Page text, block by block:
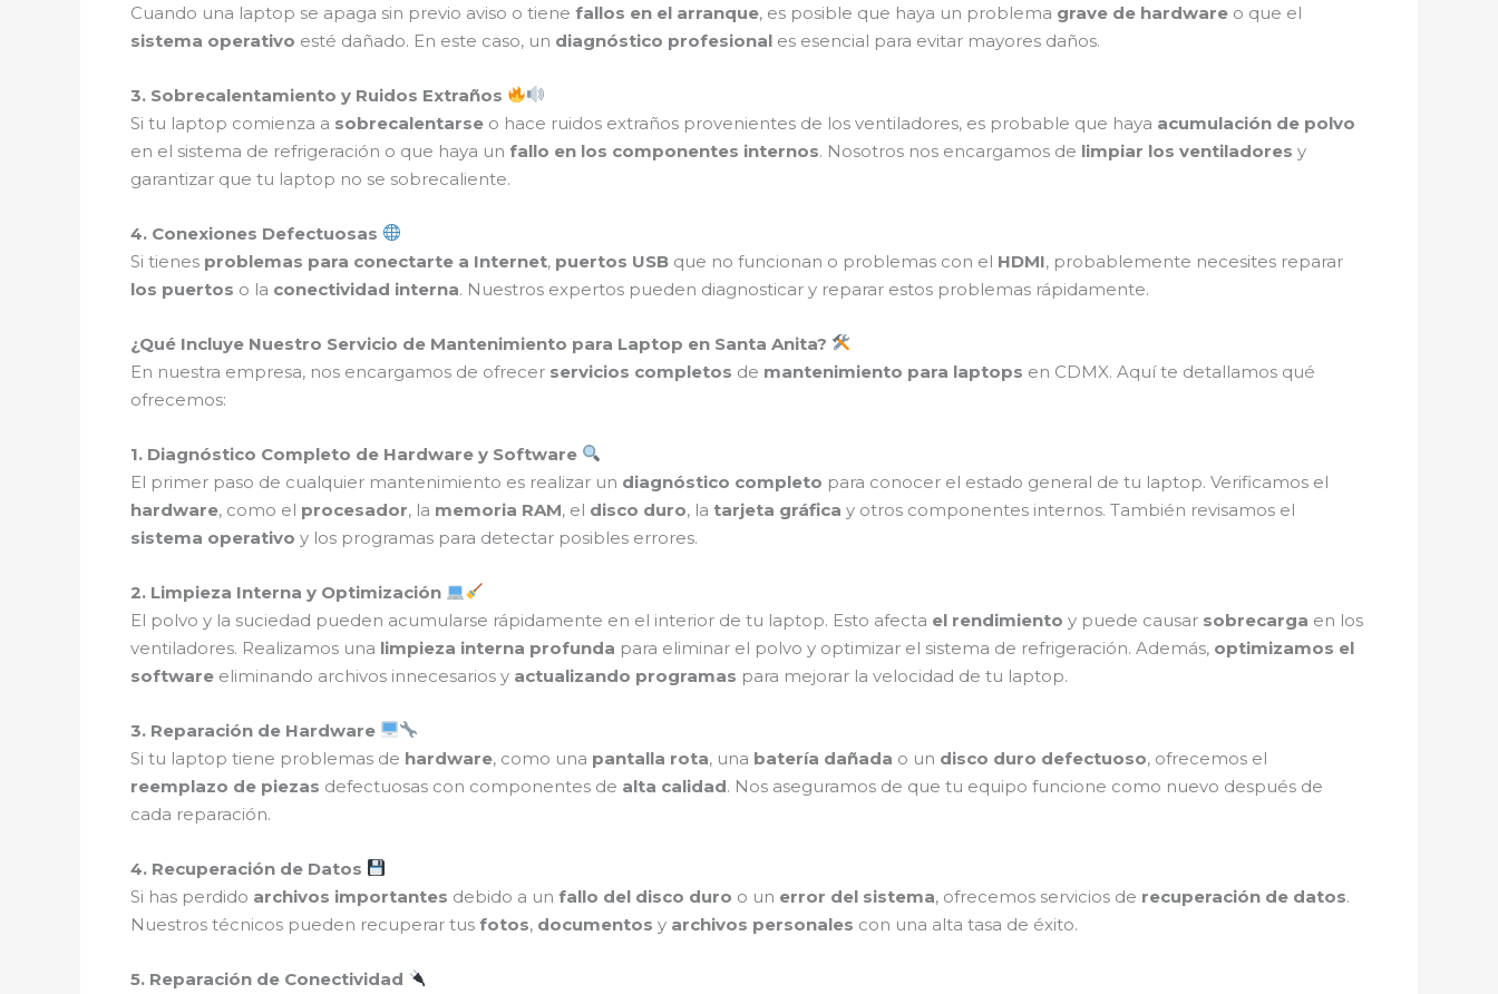
Cuando una laptop se apaga sin previo aviso o tiene fallos en el arranque, es posible que haya un problema grave de hardware o que el
sistema operativo esté dañado. En este caso, un diagnóstico profesional es esencial para evitar mayores daños.
3. Sobrecalentamiento y Ruidos Extraños
Si tu laptop comienza a sobrecalentarse o hace ruidos extraños provenientes de los ventiladores, es probable que haya acumulación de polvo
en el sistema de refrigeración o que haya un fallo en los componentes internos. Nosotros nos encargamos de limpiar los ventiladores y
garantizar que tu laptop no se sobrecaliente.
4. Conexiones Defectuosas
Si tienes problemas para conectarte a Internet, puertos USB que no funcionan o problemas con el HDMI, probablemente necesites reparar
los puertos o la conectividad interna. Nuestros expertos pueden diagnosticar y reparar estos problemas rápidamente.
¿Qué Incluye Nuestro Servicio de Mantenimiento para Laptop en Santa Anita?
En nuestra empresa, nos encargamos de ofrecer servicios completos de mantenimiento para laptops en CDMX. Aquí te detallamos qué
ofrecemos:
1. Diagnóstico Completo de Hardware y Software
El primer paso de cualquier mantenimiento es realizar un diagnóstico completo para conocer el estado general de tu laptop. Verificamos el
hardware, como el procesador, la memoria RAM, el disco duro, la tarjeta gráfica y otros componentes internos. También revisamos el
sistema operativo y los programas para detectar posibles errores.
2. Limpieza Interna y Optimización
El polvo y la suciedad pueden acumularse rápidamente en el interior de tu laptop. Esto afecta el rendimiento y puede causar sobrecarga en los
ventiladores. Realizamos una limpieza interna profunda para eliminar el polvo y optimizar el sistema de refrigeración. Además, optimizamos el
software eliminando archivos innecesarios y actualizando programas para mejorar la velocidad de tu laptop.
3. Reparación de Hardware
Si tu laptop tiene problemas de hardware, como una pantalla rota, una batería dañada o un disco duro defectuoso, ofrecemos el
reemplazo de piezas defectuosas con componentes de alta calidad. Nos aseguramos de que tu equipo funcione como nuevo después de
cada reparación.
4. Recuperación de Datos
Si has perdido archivos importantes debido a un fallo del disco duro o un error del sistema, ofrecemos servicios de recuperación de datos.
Nuestros técnicos pueden recuperar tus fotos, documentos y archivos personales con una alta tasa de éxito.
5. Reparación de Conectividad